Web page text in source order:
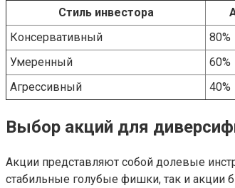
Стиль инвестора
Консервативный
80%
Умеренный
60%
Агрессивный
40%
Выбор акций для
Акции представляют собой долевые
стабильные голубые фишки, так и акции